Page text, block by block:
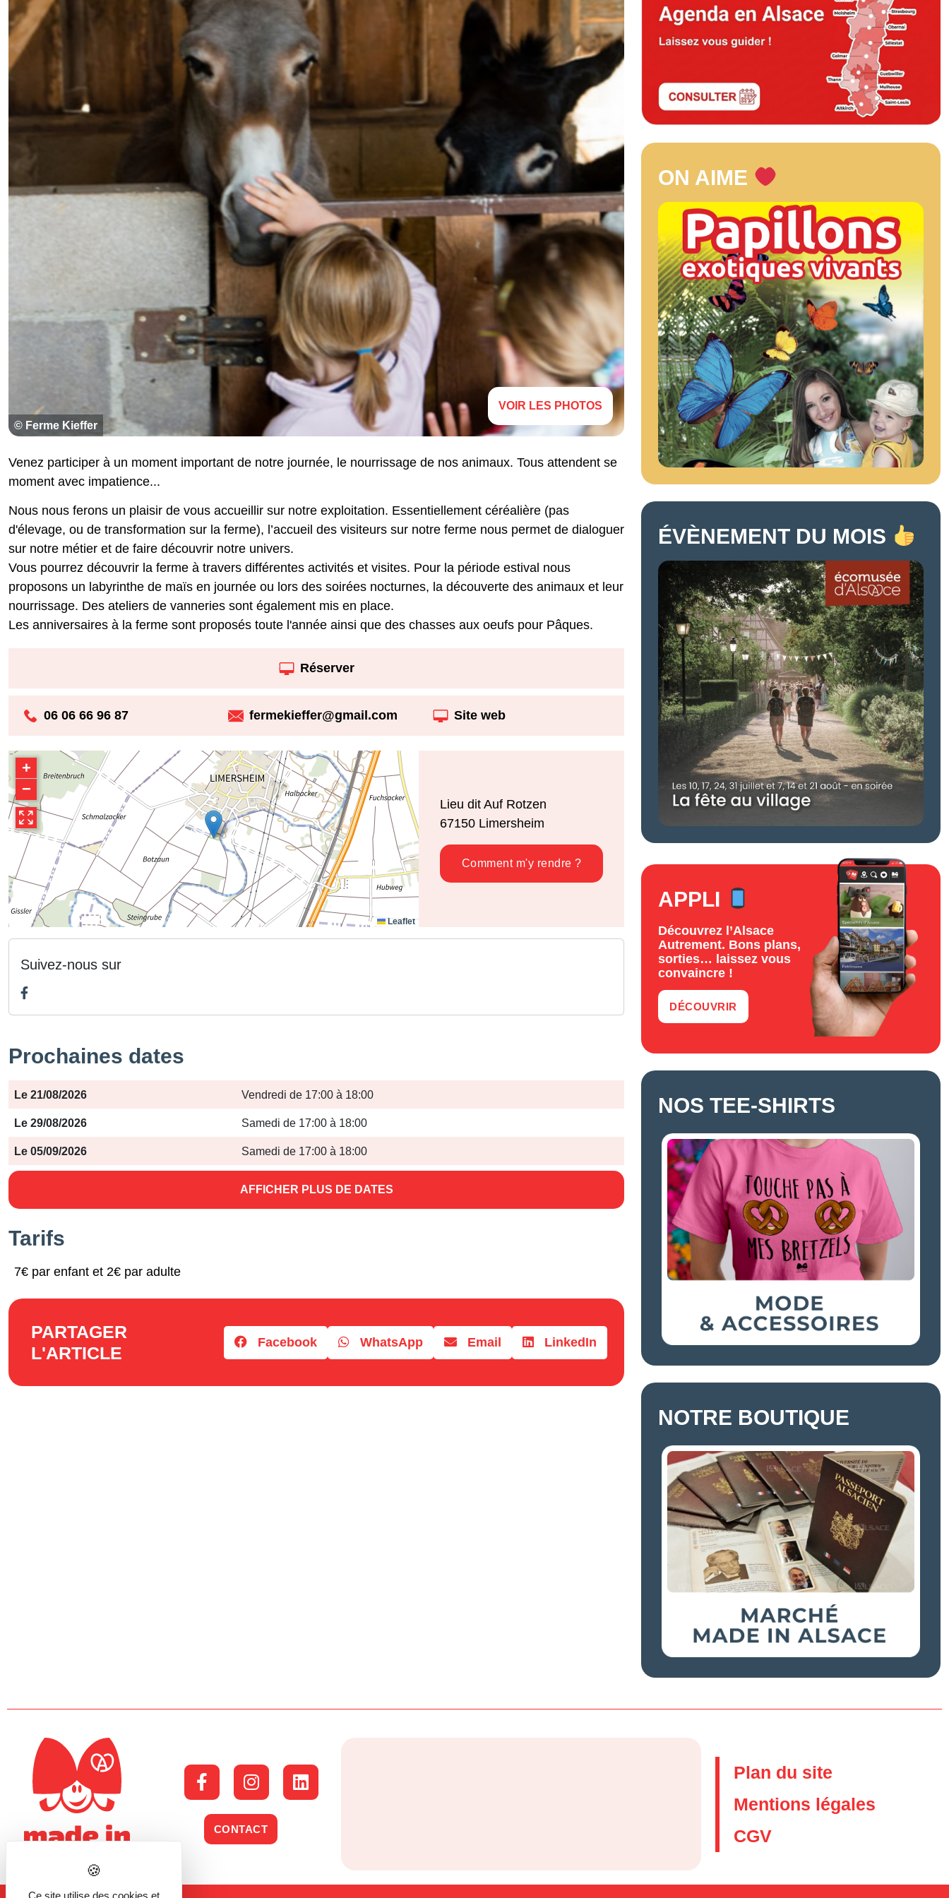
© Ferme Kieffer
VOIR LES PHOTOS
Venez participer à un moment important de notre journée, le nourrissage de nos animaux. Tous attendent se
moment avec impatience...
Nous nous ferons un plaisir de vous accueillir sur notre exploitation. Essentiellement céréalière (pas
d'élevage, ou de transformation sur la ferme), l’accueil des visiteurs sur notre ferme nous permet de dialoguer
sur notre métier et de faire découvrir notre univers.
Vous pourrez découvrir la ferme à travers différentes activités et visites. Pour la période estival nous
proposons un labyrinthe de maïs en journée ou lors des soirées nocturnes, la découverte des animaux et leur
nourrissage. Des ateliers de vanneries sont également mis en place.
Les anniversaires à la ferme sont proposés toute l'année ainsi que des chasses aux oeufs pour Pâques.
Réserver
06 06 66 96 87 fermekieffer@gmail.com Site web
+
−
Leaflet
Lieu dit Auf Rotzen
67150 Limersheim
Comment m'y rendre ?
Suivez-nous sur
Prochaines dates
Période Jours
Le 21/08/2026 Vendredi de 17:00 à 18:00
Le 29/08/2026 Samedi de 17:00 à 18:00
Le 05/09/2026 Samedi de 17:00 à 18:00
AFFICHER PLUS DE DATES
Tarifs
7€ par enfant et 2€ par adulte
PARTAGER
L'ARTICLE
Facebook WhatsApp Email LinkedIn
ON AIME
ÉVÈNEMENT DU MOIS
APPLI
Découvrez l’Alsace
Autrement. Bons plans,
sorties… laissez vous
convaincre !
DÉCOUVRIR
NOS TEE-SHIRTS
NOTRE BOUTIQUE
CONTACT
Plan du site
Mentions légales
CGV
Ce site utilise des cookies et